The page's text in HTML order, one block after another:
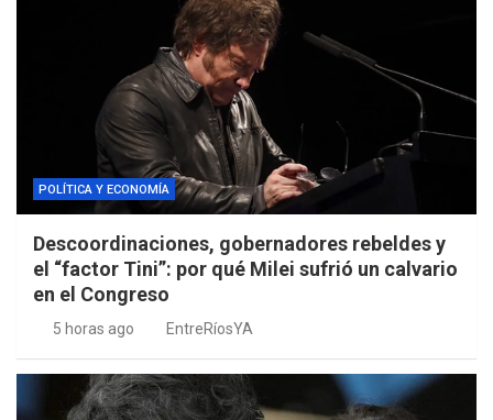
POLÍTICA Y ECONOMÍA
Descoordinaciones, gobernadores rebeldes y
el “factor Tini”: por qué Milei sufrió un calvario
en el Congreso
5 horas ago EntreRíosYA